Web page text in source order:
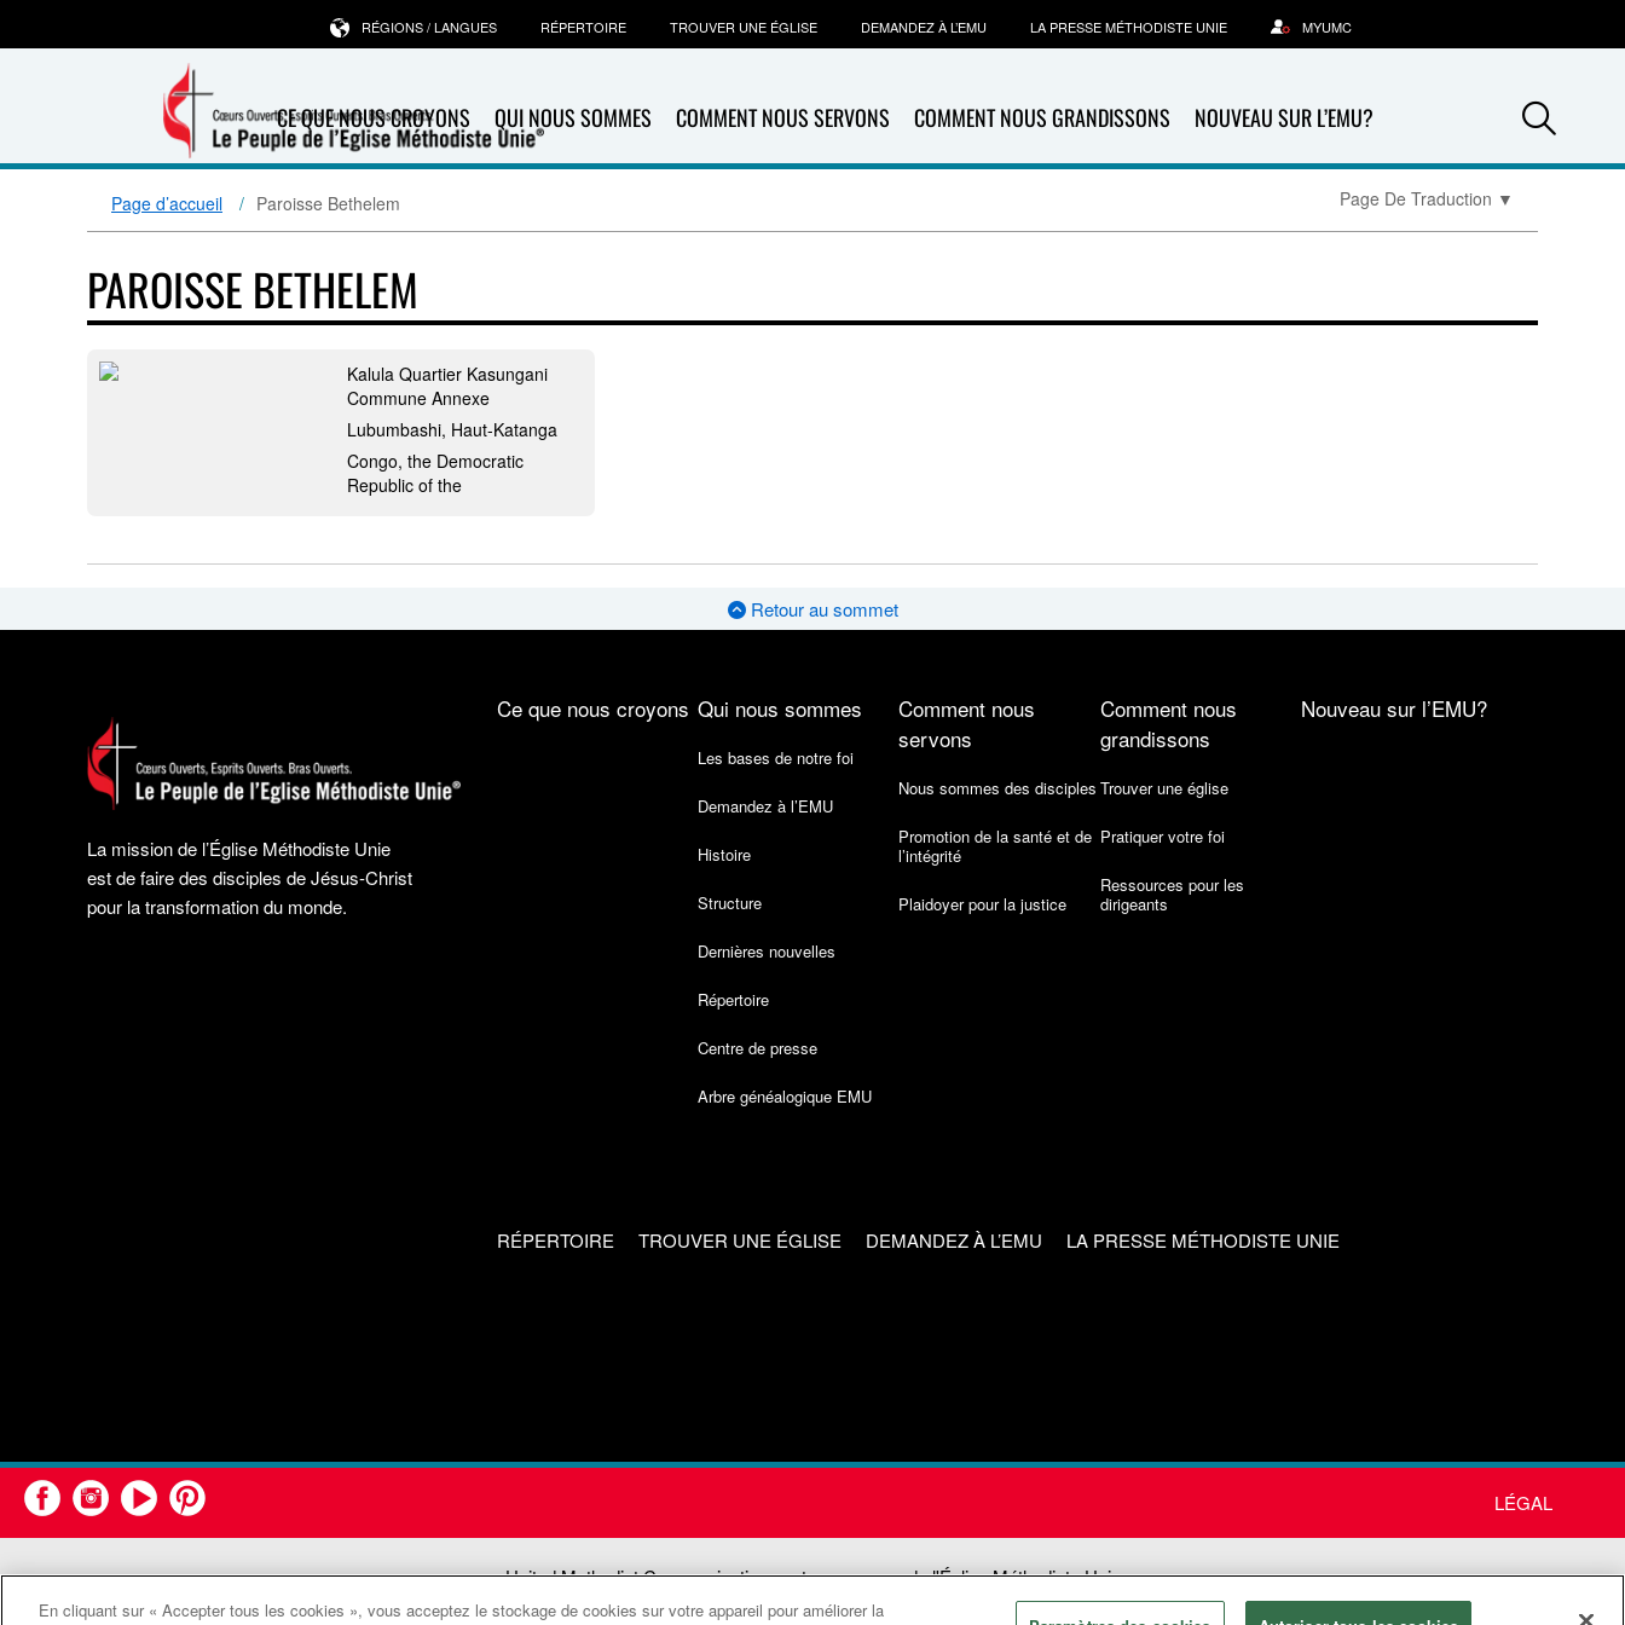
CE QUE NOUS CROYONS QUI NOUS SOMMES COMMENT NOUS SERVONS COMMENT NOUS GRANDISSONS NOUVEAU SUR L’EMU?
RÉGIONS / LANGUES RÉPERTOIRE TROUVER UNE ÉGLISE DEMANDEZ À L’EMU LA PRESSE MÉTHODISTE UNIE MYUMC
Page d’accueil Paroisse Bethelem Page De Traduction ▼
PAROISSE BETHELEM
Kalula Quartier Kasungani
Commune Annexe
Lubumbashi, Haut-Katanga
Congo, the Democratic
Republic of the
Retour au sommet
La mission de l’Église Méthodiste Unie
est de faire des disciples de Jésus-Christ
pour la transformation du monde.
Ce que nous croyons Qui nous sommes
Les bases de notre foi
Demandez à l’EMU
Histoire
Structure
Dernières nouvelles
Répertoire
Centre de presse
Arbre généalogique EMU
Comment nous
servons
Nous sommes des disciples
Promotion de la santé et de
l’intégrité
Plaidoyer pour la justice
Comment nous
grandissons
Trouver une église
Pratiquer votre foi
Ressources pour les
dirigeants
Nouveau sur l’EMU?
RÉPERTOIRE TROUVER UNE ÉGLISE DEMANDEZ À L’EMU LA PRESSE MÉTHODISTE UNIE
LÉGAL
United Methodist Communications est une agence de l'Église Méthodiste Unie
©2026Communications Méthodistes Unies. Tous droits réservés
En cliquant sur « Accepter tous les cookies », vous acceptez le stockage de cookies sur votre appareil pour améliorer la